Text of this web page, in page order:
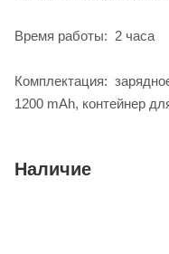
Время работы: 2 часа
Комплектация:
1200 mAh, контейнер
Наличие